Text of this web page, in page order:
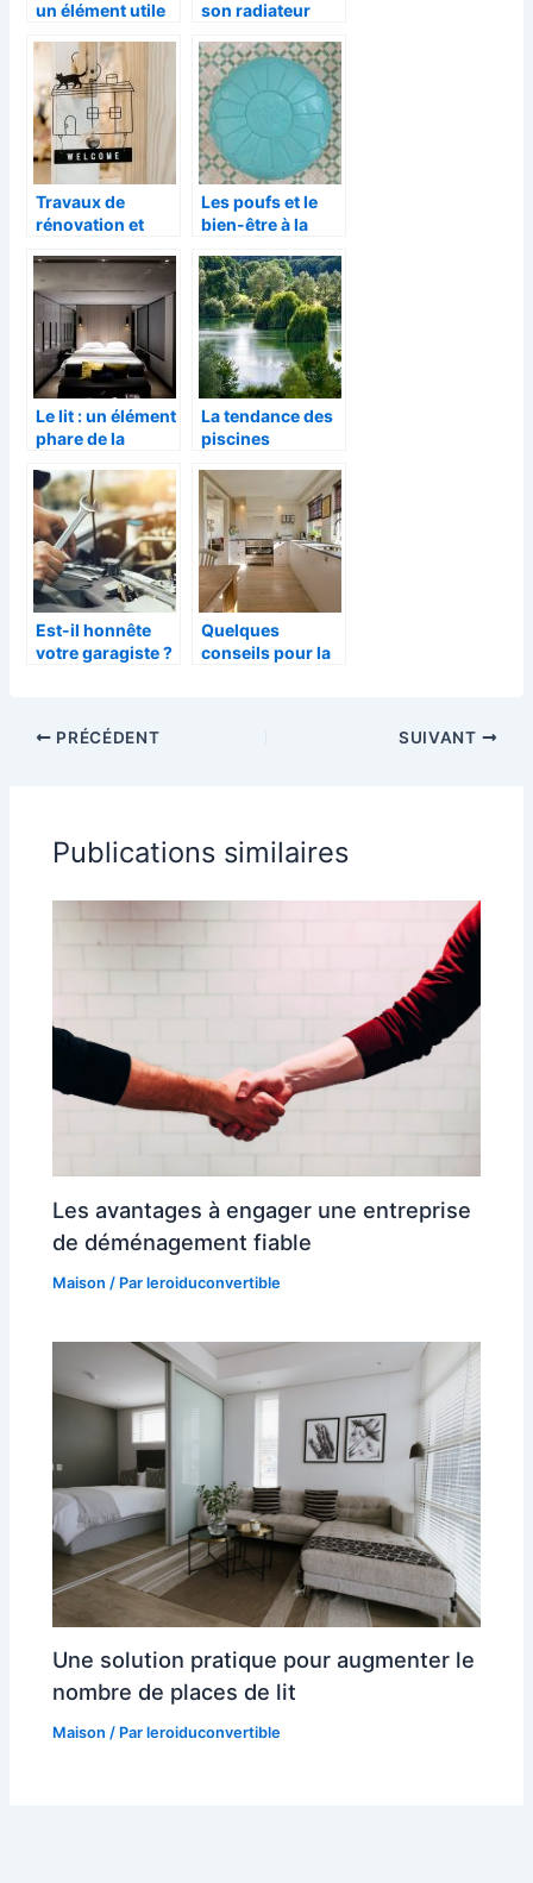
un élément utile
bonne santé
son radiateur
chaleur
Travaux de
rénovation et
d’appareils/
équipements de
maison
Les poufs et le
bien-être à la
Le lit : un élément
phare de la
chambre
La tendance des
piscines
comme
décoration de
jardin
Est-il honnête
votre garagiste ?
Quelques
conseils pour la
PRÉCÉDENT SUIVANT
Publications similaires
Les avantages à engager une entreprise
de déménagement fiable
Maison / Parleroiduconvertible
Une solution pratique pour augmenter le
nombre de places de lit
Maison / Parleroiduconvertible